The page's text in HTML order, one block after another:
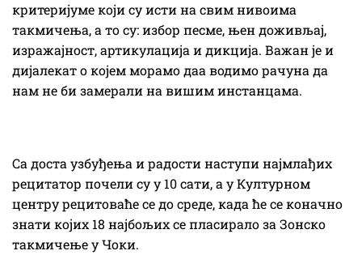
критеријуме који су исти на свим нивоима
такмичења, а то су: избор песме, њен доживљај,
изражајност, артикулација и дикција. Важан је и
дијалекат о којем морамо даа водимо рачуна да
нам не би замерали на вишим инстанцама.
Са доста узбуђења и радости наступи најмлађих
рецитатор почели су у 10 сати, а у Културном
центру рецитоваће се до среде, када ће се коначно
знати којих 18 најбољих се пласирало за Зонско
такмичење у Чоки.